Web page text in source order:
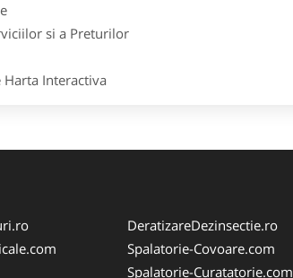
si a Preturilor
Interactiva
DeratizareDezinsectie.ro
Spalatorie-Covoare.com
Spalatorie-Curatatorie.com